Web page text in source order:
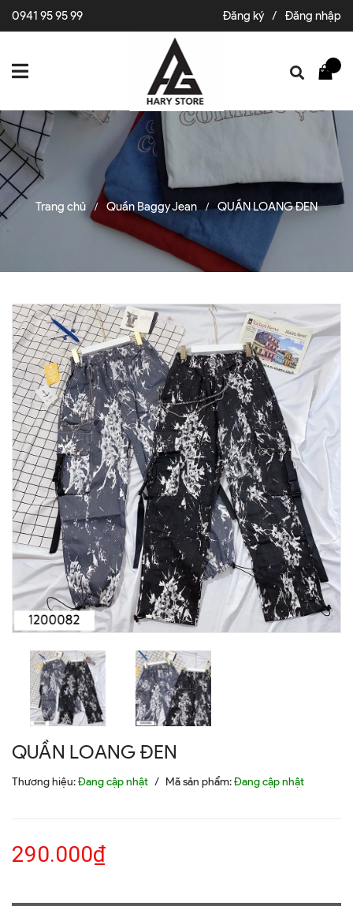
0941 95 95 99 Đăng ký / Đăng nhập
Trang chủ / Quần Baggy Jean / QUẦN LOANG ĐEN
QUẦN LOANG ĐEN
Thương hiệu:Đang cập nhật / Mã sản phẩm:Đang cập nhật
290.000₫